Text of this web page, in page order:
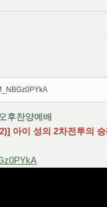
후찬양예배
아이 성의 2차전투의